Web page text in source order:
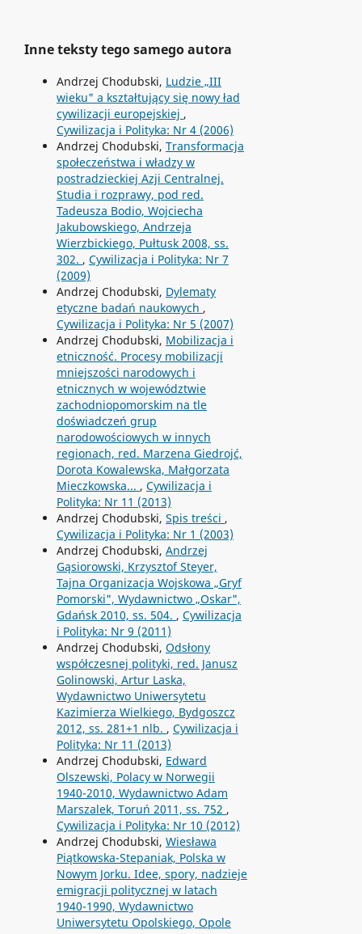
Inne teksty tego samego autora
Andrzej Chodubski, Ludzie „III
wieku" a kształtujący się nowy ład
cywilizacji europejskiej ,
Cywilizacja i Polityka: Nr 4 (2006)
Andrzej Chodubski, Transformacja
społeczeństwa i władzy w
postradzieckiej Azji Centralnej.
Studia i rozprawy, pod red.
Tadeusza Bodio, Wojciecha
Jakubowskiego, Andrzeja
Wierzbickiego, Pułtusk 2008, ss.
302. , Cywilizacja i Polityka: Nr 7
(2009)
Andrzej Chodubski, Dylematy
etyczne badań naukowych ,
Cywilizacja i Polityka: Nr 5 (2007)
Andrzej Chodubski, Mobilizacja i
etniczność. Procesy mobilizacji
mniejszości narodowych i
etnicznych w województwie
zachodniopomorskim na tle
doświadczeń grup
narodowościowych w innych
regionach, red. Marzena Giedrojć,
Dorota Kowalewska, Małgorzata
Mieczkowska... , Cywilizacja i
Polityka: Nr 11 (2013)
Andrzej Chodubski, Spis treści ,
Cywilizacja i Polityka: Nr 1 (2003)
Andrzej Chodubski, Andrzej
Gąsiorowski, Krzysztof Steyer,
Tajna Organizacja Wojskowa „Gryf
Pomorski", Wydawnictwo „Oskar",
Gdańsk 2010, ss. 504. , Cywilizacja
i Polityka: Nr 9 (2011)
Andrzej Chodubski, Odsłony
współczesnej polityki, red. Janusz
Golinowski, Artur Laska,
Wydawnictwo Uniwersytetu
Kazimierza Wielkiego, Bydgoszcz
2012, ss. 281+1 nlb. , Cywilizacja i
Polityka: Nr 11 (2013)
Andrzej Chodubski, Edward
Olszewski, Polacy w Norwegii
1940-2010, Wydawnictwo Adam
Marszalek, Toruń 2011, ss. 752 ,
Cywilizacja i Polityka: Nr 10 (2012)
Andrzej Chodubski, Wiesława
Piątkowska-Stepaniak, Polska w
Nowym Jorku. Idee, spory, nadzieje
emigracji politycznej w latach
1940-1990, Wydawnictwo
Uniwersytetu Opolskiego, Opole